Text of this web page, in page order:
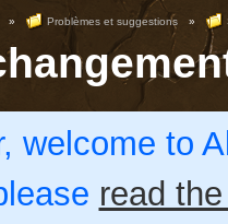
» Problèmes et suggestions »
welcome to
read